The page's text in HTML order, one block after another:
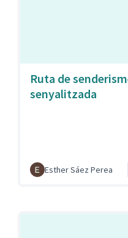
Ruta de
senyalitzada
Esther Sáez Perea